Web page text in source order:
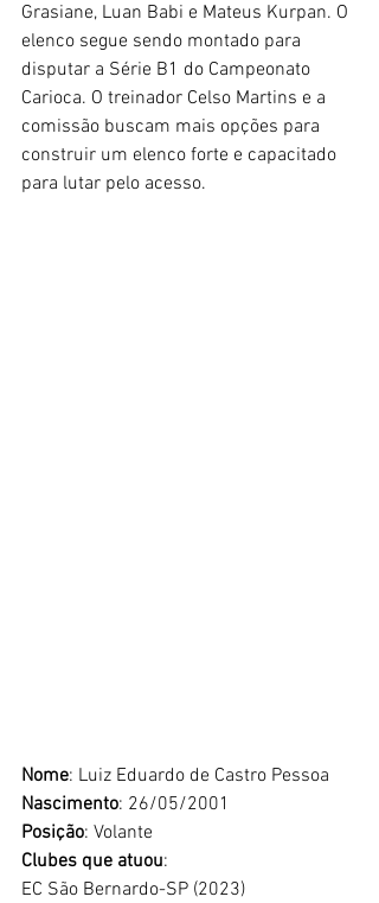
Grasiane, Luan Babi e Mateus Kurpan. O
elenco segue sendo montado para
disputar a Série B1 do Campeonato
Carioca. O treinador Celso Martins e a
comissão buscam mais opções para
construir um elenco forte e capacitado
para lutar pelo acesso.
Nome: Luiz Eduardo de Castro Pessoa
Nascimento: 26/05/2001
Posição: Volante
Clubes que atuou:
EC São Bernardo-SP (2023)